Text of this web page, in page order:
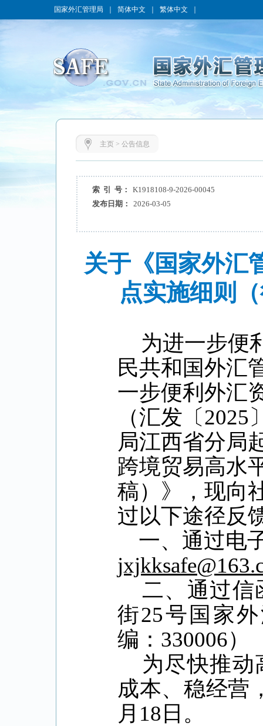
国家外汇管理局 简体中文 繁体中文
主页> 公告信息
索 引 号：
K1918108-9-2026-00045
发布日期：
2026-03-05
关于《国家外汇
点实施细则
为进一步便
民共和国外汇
一步便利外汇
（汇发〔
局江西省分局
跨境贸易高水
稿）》，现向
过以下途径反
一、通过电
二、通过信
街25号国家
编：330006）
为尽快推动
成本、稳经营
月18日。